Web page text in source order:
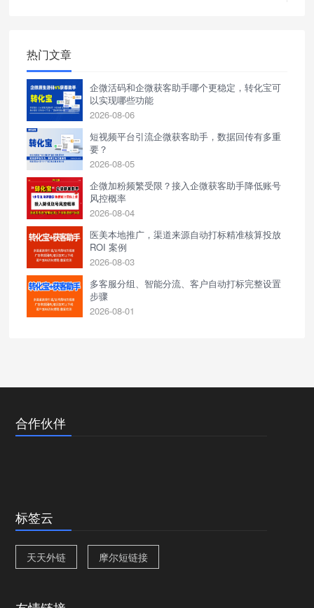
热门文章
企微活码和企微获客助手哪个更稳定，转化宝可
以实现哪些功能
2026-08-06
短视频平台引流企微获客助手，数据回传有多重
要？
2026-08-05
企微加粉频繁受限？接入企微获客助手降低账号
风控概率
2026-08-04
医美本地推广，渠道来源自动打标精准核算投放
ROI 案例
2026-08-03
多客服分组、智能分流、客户自动打标完整设置
步骤
2026-08-01
合作伙伴
标签云
天天外链 摩尔短链接